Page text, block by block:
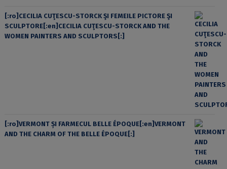
[:ro]CECILIA CUŢESCU-STORCK ŞI FEMEILE PICTORE ŞI
SCULPTORE[:en]CECILIA CUŢESCU-STORCK AND THE
WOMEN PAINTERS AND SCULPTORS[:]
[:ro]VERMONT ȘI FARMECUL BELLE ÉPOQUE[:en]VERMONT
AND THE CHARM OF THE BELLE ÉPOQUE[:]